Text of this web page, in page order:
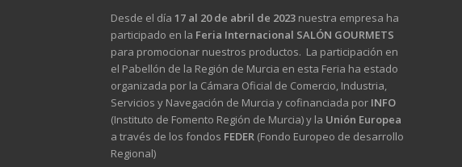
Desde el día 17 al 20 de abril de 2023nuestra empresa ha
participado en la Feria Internacional SALÓN GOURMETS
para promocionar nuestros productos. La participación en
el Pabellón de la Región de Murcia en esta Feria ha estado
organizada por la Cámara Oficial de Comercio, Industria,
Servicios y Navegación de Murcia y cofinanciada por INFO
(Instituto de Fomento Región de Murcia) y la Unión Europea
a través de los fondos FEDER(Fondo Europeo de desarrollo
Regional)